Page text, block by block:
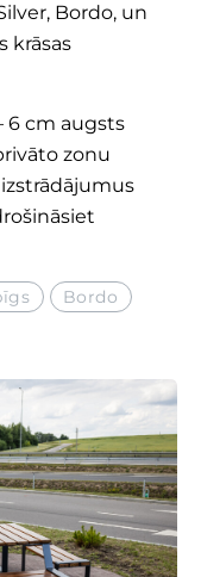
Bordo, un
krāsas
6 cm augsts
zonu
Bordo